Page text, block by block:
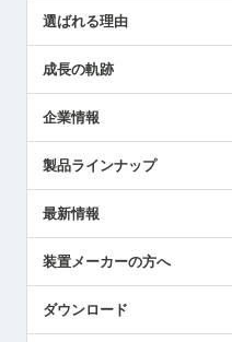
解決策提案
選ばれる理由
成長の軌跡
企業情報
ごあいさつ
受賞履歴
採用情報
国/地域/言語
製品ラインナップ
ツールセッタ製品
エアマイクロセンサ製品
最新情報
メトロールの技術
社員ブログ
装置メーカーの方へ
ダウンロード